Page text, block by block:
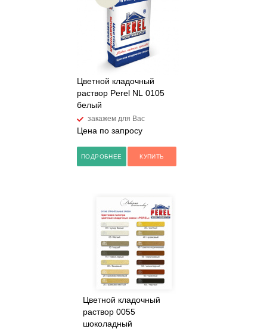
Цветной кладочный
раствор Perel NL 0105
белый
закажем для Вас
Цена по запросу
ПОДРОБНЕЕ КУПИТЬ
Цветной кладочный
раствор 0055
шоколадный